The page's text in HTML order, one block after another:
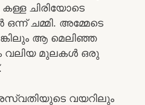
ചിരിയോടെ
ചമ്മി. അമ്മേടെ
ആ മെലിഞ്ഞ
വലിയ മുലകൾ ഒരു
വയറിലും